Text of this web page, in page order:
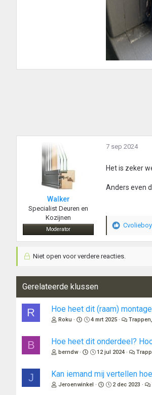
Walker
Specialist Deuren en
Kozijnen
Moderator
7 sep 2024
Het is zeker
Anders even
W
r
e
g
e
:
Cvolieboy
Niet open voor verdere reacties.
Gerelateerde klussen
R Hoe heet dit (raam)
Roku 4 mrt 2025
B Hoe heet dit onderdeel?
berndw 12 jul 2024
J Kan iemand mij vertellen
Jeroenwinkel 2 dec 2023